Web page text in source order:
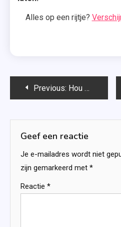
Alles op een rijtje?
Bericht
Previous: Hou me vast zoals ik was – Gaby Rasters
Geef een reactie
Je e-mailadres wordt niet
zijn gemarkeerd met *
Reactie *